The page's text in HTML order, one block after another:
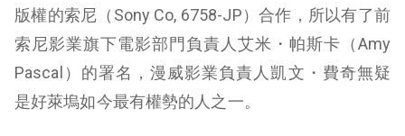
版權的索尼（Sony Co, 6758-JP）合作，所以有了前
索尼影業旗下電影部門負責人艾米・帕斯卡（Amy
Pascal）的署名，漫威影業負責人凱文・費奇無疑
是好萊塢如今最有權勢的人之一。